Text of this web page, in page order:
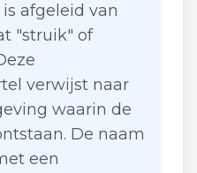
afgeleid van
"struik" of
verwijst naar
waarin de
De naam
een